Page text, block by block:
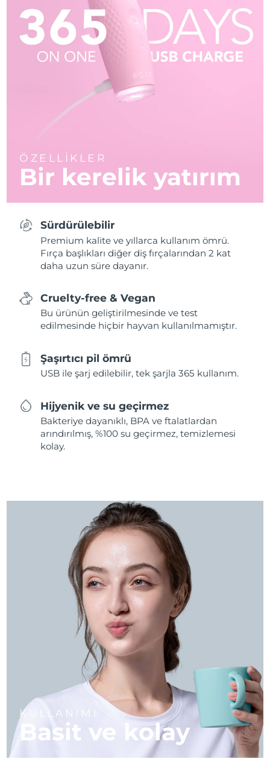
ÖZELLİKLER
Bir kerelik yatırım
Sürdürülebilir
Premium kalite ve yıllarca kullanım ömrü.
Fırça başlıkları diğer diş fırçalarından 2 kat
daha uzun süre dayanır.
Cruelty-free & Vegan
Bu ürünün geliştirilmesinde ve test
edilmesinde hiçbir hayvan kullanılmamıştır.
Şaşırtıcı pil ömrü
USB ile şarj edilebilir, tek şarjla 365 kullanım.
Hijyenik ve su geçirmez
Bakteriye dayanıklı, BPA ve ftalatlardan
arındırılmış, %100 su geçirmez, temizlemesi
kolay.
KULLANIMI
Basit ve kolay